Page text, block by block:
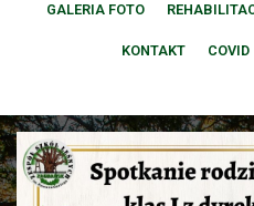
GALERIA FOTO
KONTAKT COVID